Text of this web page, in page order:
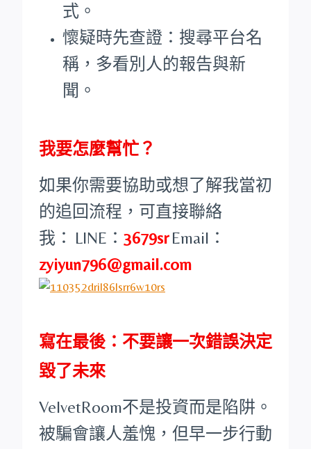
式。
懷疑時先查證：搜尋平台名
稱，多看別人的報告與新
聞。
我要怎麼幫忙？
如果你需要協助或想了解我當初
的追回流程，可直接聯絡
我： LINE： 3679sr Email：
zyiyun796@gmail.com
寫在最後：不要讓一次錯誤決定
毀了未來
VelvetRoom不是投資而是陷阱。
被騙會讓人羞愧，但早一步行動